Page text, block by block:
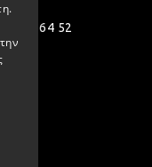
164 52